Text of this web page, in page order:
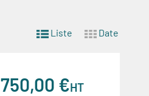
Liste Date
750,00 €HT